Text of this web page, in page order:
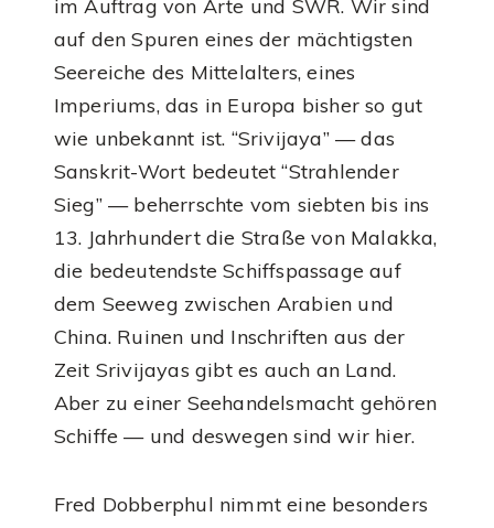
im Auftrag von Arte und SWR. Wir sind
auf den Spuren eines der mächtigsten
Seereiche des Mittelalters, eines
Imperiums, das in Europa bisher so gut
wie unbekannt ist. “Srivijaya” — das
Sanskrit-Wort bedeutet “Strahlender
Sieg” — beherrschte vom siebten bis ins
13. Jahrhundert die Straße von Malakka,
die bedeutendste Schiffspassage auf
dem Seeweg zwischen Arabien und
China. Ruinen und Inschriften aus der
Zeit Srivijayas gibt es auch an Land.
Aber zu einer Seehandelsmacht gehören
Schiffe — und deswegen sind wir hier.
Fred Dobberphul nimmt eine besonders